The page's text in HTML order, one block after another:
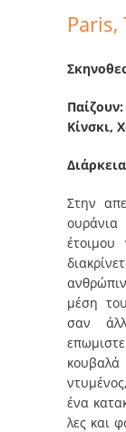
Paris,
Κίνσκι,
Στην
μέση
σαν
ένα
λες και